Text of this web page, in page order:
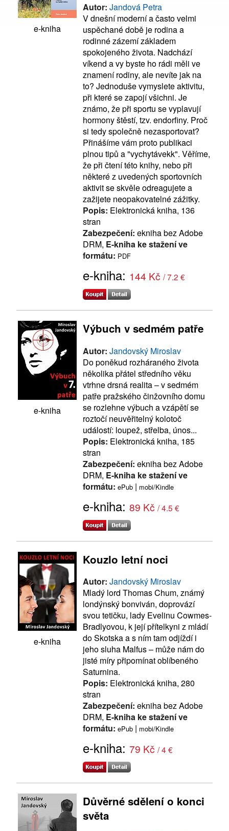
e-kniha
Autor: Jandová Petra
V dnešní moderní a často velmi
uspěchané době je rodina a
rodinné zázemí základem
spokojeného života. Nadchází
víkend a vy byste ho rádi měli ve
znamení rodiny, ale nevíte jak na
to? Jednoduše vymyslete aktivitu,
při které se zapojí všichni. Je
známo, že při sportu se vyplavují
hormony štěstí, tzv. endorfiny. Proč
si tedy společně nezasportovat?
Přinášíme vám proto publikaci
plnou tipů a "vychytávekk". Věříme,
že při čtení této knihy, nebo při
některé z uvedených sportovních
aktivit se skvěle odreagujete a
zažijete neopakovatelné zážitky.
Popis: Elektronická kniha, 136
stran
Zabezpečení: ekniha bez Adobe
DRM, E-kniha ke stažení ve
formátu: PDF
e-kniha: 144 Kč / 7.2 €
e-kniha
Výbuch v sedmém patře
Autor: Jandovský Miroslav
Do poněkud rozháraného života
několika přátel středního věku
vtrhne drsná realita – v sedmém
patře pražského činžovního domu
se rozlehne výbuch a vzápětí se
roztočí neuvěřitelný kolotoč
událostí: loupež, střelba, únos...
Popis: Elektronická kniha, 185
stran
Zabezpečení: ekniha bez Adobe
DRM, E-kniha ke stažení ve
formátu: ePub | mobi/Kindle
e-kniha: 89 Kč / 4.5 €
e-kniha
Kouzlo letní noci
Autor: Jandovský Miroslav
Mladý lord Thomas Chum, známý
londýnský bonviván, doprovází
svou tetičku, lady Evelinu Cowmes-
Bradlyovou, k její přítelkyni z mládí
do Skotska a s ním tam odjíždí i
jeho sluha Malfus – může nám do
jisté míry připomínat oblíbeného
Saturnina.
Popis: Elektronická kniha, 280
stran
Zabezpečení: ekniha bez Adobe
DRM, E-kniha ke stažení ve
formátu: ePub | mobi/Kindle
e-kniha: 79 Kč / 4 €
Důvěrné sdělení o konci
světa